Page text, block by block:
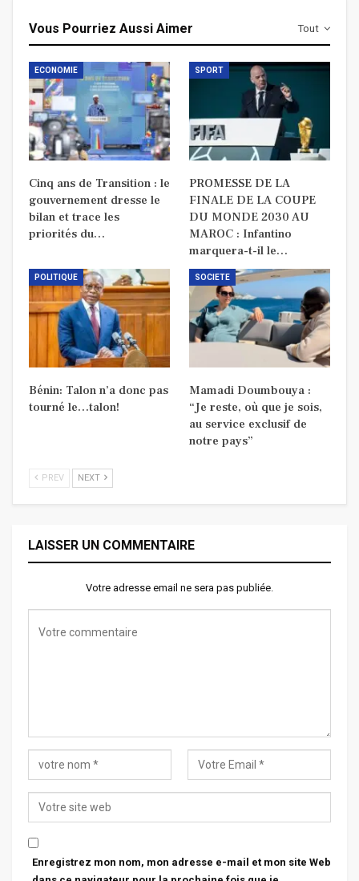
Tout
Vous Pourriez Aussi Aimer
ECONOMIE
Cinq ans de Transition : le
gouvernement dresse le
bilan et trace les
priorités du…
SPORT
PROMESSE DE LA
FINALE DE LA COUPE
DU MONDE 2030 AU
MAROC : Infantino
marquera-t-il le…
POLITIQUE
Bénin: Talon n’a donc pas
tourné le…talon!
SOCIETE
Mamadi Doumbouya :
“Je reste, où que je sois,
au service exclusif de
notre pays”
PREV NEXT
LAISSER UN COMMENTAIRE
Votre adresse email ne sera pas publiée.
Enregistrez mon nom, mon adresse e-mail et mon site Web